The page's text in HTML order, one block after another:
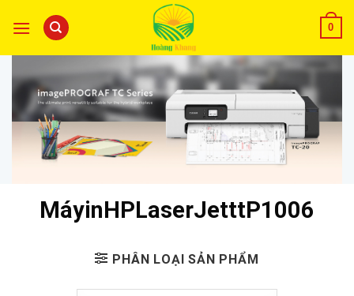
0
MáyinHPLaserJetttP1006
PHÂN LOẠI SẢN PHẨM